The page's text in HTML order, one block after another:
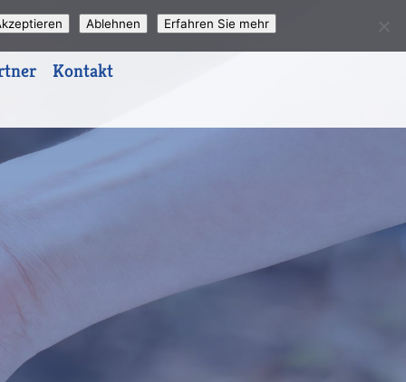
Kontakt
Ablehnen Erfahren Sie mehr